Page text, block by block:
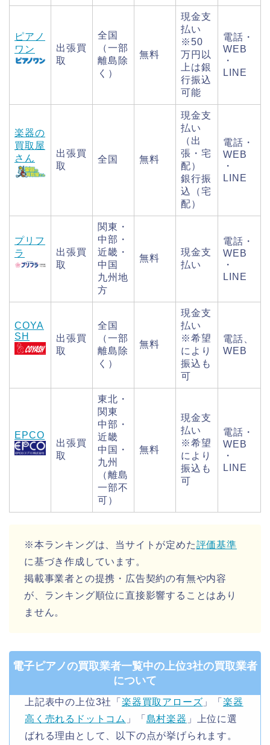
ピアノ
ワン
出張買
取
全国
（一部
離島除
く）
無料
現金支
払い
※50
万円以
上は銀
行振込
可能
電話・
WEB
・
LINE
楽器の
買取屋
さん
出張買
取
全国 無料
現金支
払い
（出
張・宅
配）
銀行振
込（宅
配）
電話・
WEB
・
LINE
プリフ
ラ
出張買
取
関東・
中部・
近畿・
中国
九州地
方
無料
現金支
払い
電話・
WEB
・
LINE
COYA
SH
出張買
取
全国
（一部
離島除
く）
無料
現金支
払い
※希望
により
振込も
可
電話、
WEB
EPCO
出張買
取
東北・
関東
中部・
近畿
中国・
九州
（離島
一部不
可）
無料
現金支
払い
※希望
により
振込も
可
電話・
WEB
・
LINE
※本ランキングは、当サイトが定めた評価基準
に基づき作成しています。
掲載事業者との提携・広告契約の有無や内容
が、ランキング順位に直接影響することはあり
ません。
電子ピアノの買取業者一覧中の上位3社の買取業者
について
上記表中の上位3社「 楽器買取アローズ 」「楽器
高く売れるドットコム 」「 島村楽器 」上位に選
ばれる理由として、以下の点が挙げられます。